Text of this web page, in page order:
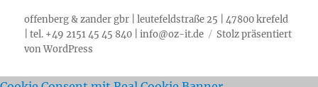
offenberg & zander gbr | leutefeldstraße 25 | 47800 krefeld
| tel. +49 2151 45 45 840 | info@oz-it.de
Stolz präsentiert
von WordPress